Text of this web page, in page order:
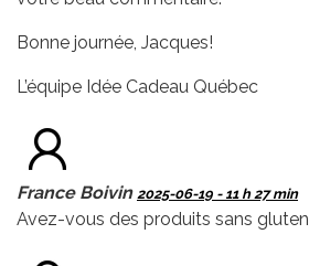
Bonne journée, Jacques!
L’équipe Idée Cadeau Québec
France Boivin 2025-06-19 - 11 h 27 min
Avez-vous des produits sans gluten